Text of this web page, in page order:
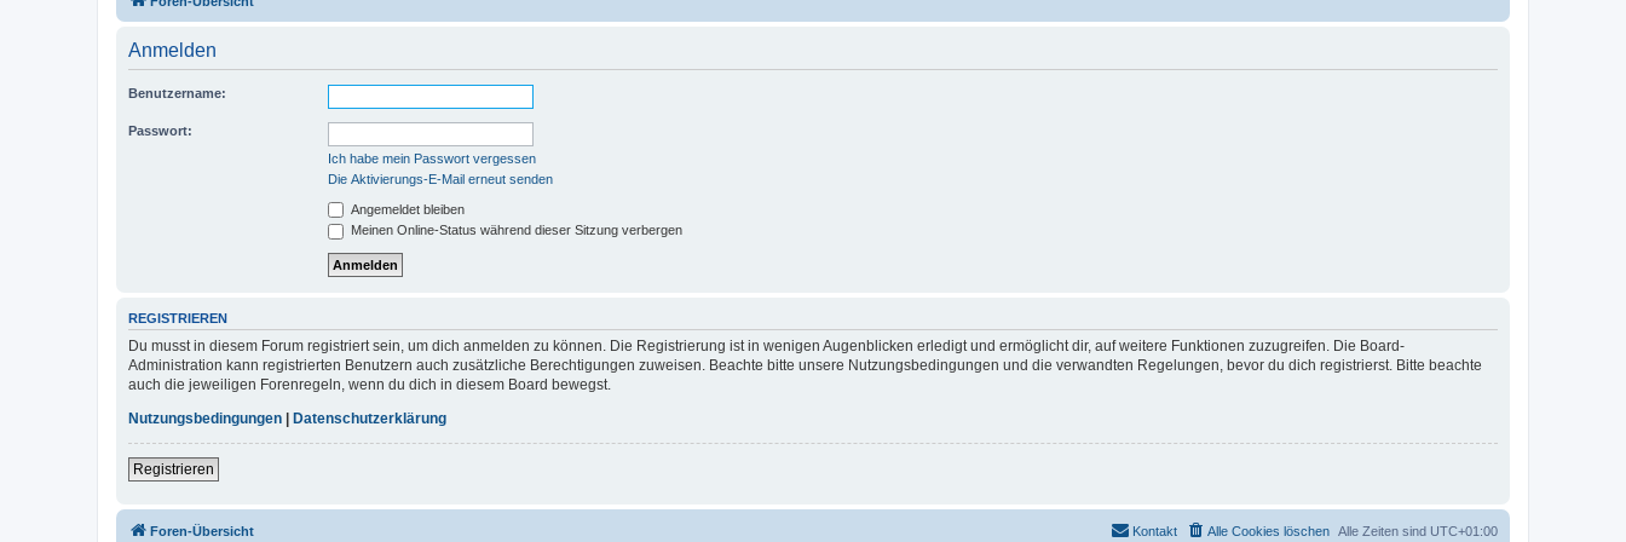
Anmelden
Benutzername:
Passwort:
Ich habe mein Passwort vergessen
Die Aktivierungs-E-Mail erneut senden
Angemeldet bleiben
Meinen Online-Status während dieser Sitzung verbergen
REGISTRIEREN
Du musst in diesem Forum registriert sein, um dich anmelden zu können. Die Registrierung ist in wenigen Augenblicken erledigt und ermöglicht dir, auf weitere Funktionen zuzugreifen. Die Board-
Administration kann registrierten Benutzern auch zusätzliche Berechtigungen zuweisen. Beachte bitte unsere Nutzungsbedingungen und die verwandten Regelungen, bevor du dich registrierst. Bitte beachte
auch die jeweiligen Forenregeln, wenn du dich in diesem Board bewegst.
Nutzungsbedingungen
Datenschutzerklärung
Registrieren
Foren-Übersicht Alle Zeiten sind UTC+01:00
Alle Cookies löschen
Kontakt